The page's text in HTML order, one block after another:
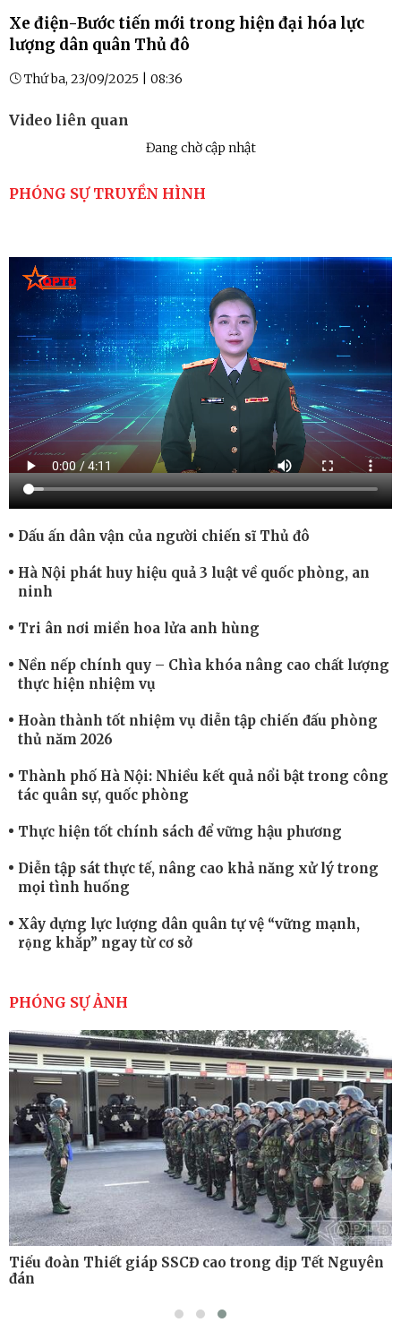
Xe điện-Bước tiến mới trong hiện đại hóa lực
lượng dân quân Thủ đô
Thứ ba, 23/09/2025 | 08:36
Video liên quan
Đang chờ cập nhật
PHÓNG SỰ TRUYỀN HÌNH
Dấu ấn dân vận của người chiến sĩ Thủ đô
Hà Nội phát huy hiệu quả 3 luật về quốc phòng, an
ninh
Tri ân nơi miền hoa lửa anh hùng
Nền nếp chính quy – Chìa khóa nâng cao chất lượng
thực hiện nhiệm vụ
Hoàn thành tốt nhiệm vụ diễn tập chiến đấu phòng
thủ năm 2026
Thành phố Hà Nội: Nhiều kết quả nổi bật trong công
tác quân sự, quốc phòng
Thực hiện tốt chính sách để vững hậu phương
Diễn tập sát thực tế, nâng cao khả năng xử lý trong
mọi tình huống
Xây dựng lực lượng dân quân tự vệ “vững mạnh,
rộng khắp” ngay từ cơ sở
cao sức mạnh chiến đấu
Tiểu đoàn Thiết giáp hoàn thành tốt diễn tập chiến
thuật có bắn đạn thật
Nơi sinh viên rèn ý trí, luyện kỹ năng
PHÓNG SỰ ẢNH
Tiểu đoàn Thiết giáp SSCĐ cao trong dịp Tết Nguyên
đán